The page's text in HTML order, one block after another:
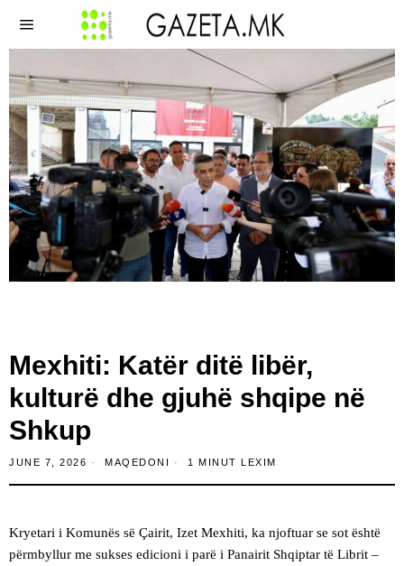
Mexhiti: Katër ditë libër,
kulturë dhe gjuhë shqipe në
Shkup
JUNE 7, 2026 MAQEDONI 1 MINUT LEXIM
Kryetari i Komunës së Çairit, Izet Mexhiti, ka njoftuar se sot është
përmbyllur me sukses edicioni i parë i Panairit Shqiptar të Librit –